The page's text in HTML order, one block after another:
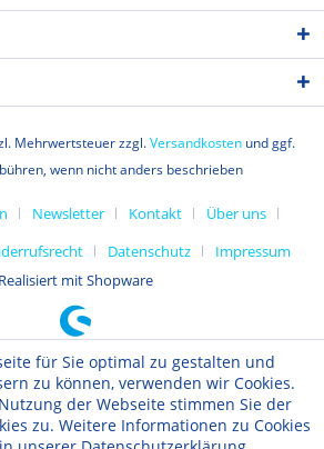
Mehrwertsteuer zzgl.Versandkosten und ggf.
wenn nicht anders beschrieben
Newsletter Kontakt
Über uns
Datenschutz
Impressum
Realisiert mit Shopware
für Sie optimal zu gestalten und
zu können, verwenden wir Cookies.
der Webseite stimmen Sie der
zu. Weitere Informationen zu Cookies